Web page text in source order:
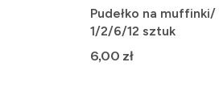
Pudełko na
1/2/6/12 sztuk
Cena
6,00 zł